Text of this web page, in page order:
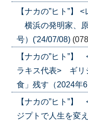
【ナカの”ヒト”】
横浜の発明家、
号）('24/07/08)
【ナカの”ヒト”
ラキス代表> ギリ
食」残す（2024年
【ナカの”ヒト”
ジプトで人生を変